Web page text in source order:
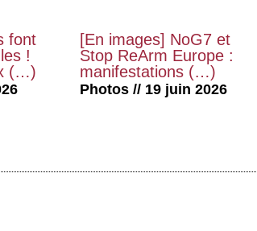
font
!
(…)
[En images] NoG7 et
Stop ReArm Europe :
manifestations (…)
Photos // 19 juin 2026